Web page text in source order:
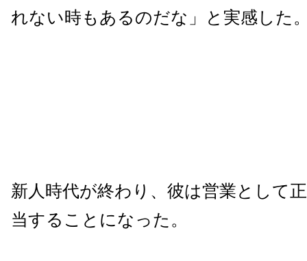
れない時もあるのだな」と実感した
新人時代が終わり、彼は営業として
当することになった。